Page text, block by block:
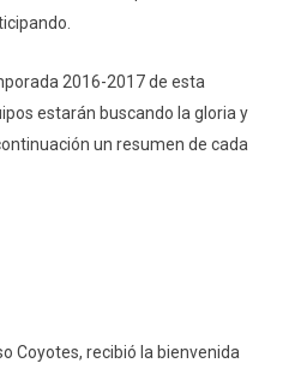
2016-2017 de esta
estarán buscando la gloria y
un resumen de cada
Coyotes, recibió la bienvenida